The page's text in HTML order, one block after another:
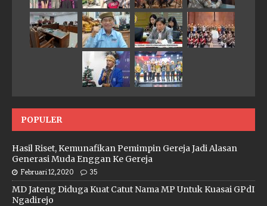
POPULER
Hasil Riset, Kemunafikan Pemimpin Gereja Jadi Alasan
Generasi Muda Enggan Ke Gereja
Februari 12, 2020 35
MD Jateng Diduga Kuat Catut Nama MP Untuk Kuasai GPdI
Ngadirejo